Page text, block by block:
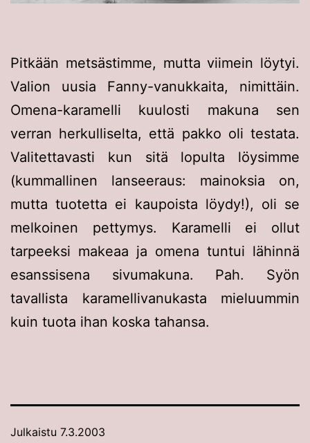
Pitkään metsästimme, mutta viimein löytyi.
Valion uusia Fanny-vanukkaita, nimittäin.
Omena-karamelli kuulosti makuna sen
verran herkulliselta, että pakko oli testata.
Valitettavasti kun sitä lopulta löysimme
(kummallinen lanseeraus: mainoksia on,
mutta tuotetta ei kaupoista löydy!), oli se
melkoinen pettymys. Karamelli ei ollut
tarpeeksi makeaa ja omena tuntui lähinnä
esanssisena sivumakuna. Pah. Syön
tavallista karamellivanukasta mieluummin
kuin tuota ihan koska tahansa.
Julkaistu 7.3.2003